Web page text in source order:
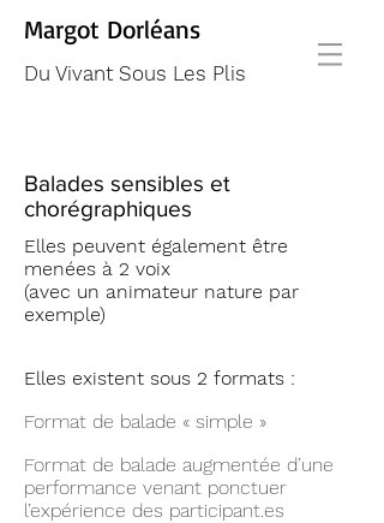
Margot Dorléans
Du Vivant Sous Les Plis
Balades sensibles et
chorégraphiques
Elles peuvent également être
menées à 2 voix
(avec un animateur nature par
exemple)
Elles existent sous 2 formats :
Format de balade « simple »
Format de balade augmentée d’une
performance venant ponctuer
l’expérience des participant.es